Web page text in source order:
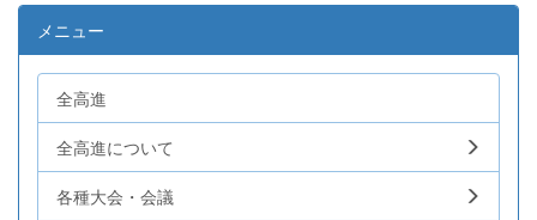
メニュー
全高進
全高進について
各種大会・会議